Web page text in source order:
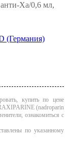
Xа/0,6 мл,
(Германия)
купить по цене
(nadroparin
ознакомиться с
по указанному